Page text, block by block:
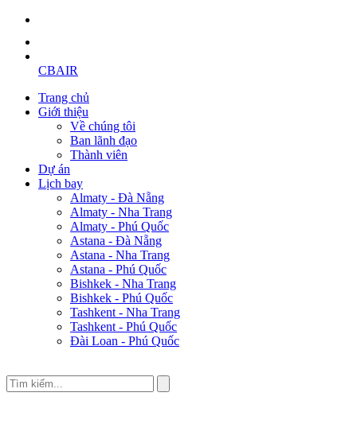
CBAIR
Trang chủ
Giới thiệu
Về chúng tôi
Ban lãnh đạo
Thành viên
Dự án
Lịch bay
Almaty - Đà Nẵng
Almaty - Nha Trang
Almaty - Phú Quốc
Astana - Đà Nẵng
Astana - Nha Trang
Astana - Phú Quốc
Bishkek - Nha Trang
Bishkek - Phú Quốc
Tashkent - Nha Trang
Tashkent - Phú Quốc
Đài Loan - Phú Quốc